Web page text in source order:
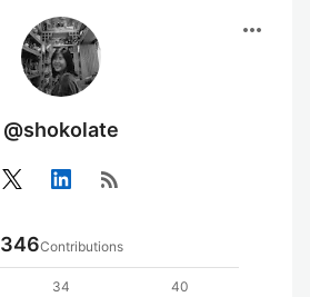
more_horiz
@shokolate
rss_feed
346Contributions
34
40